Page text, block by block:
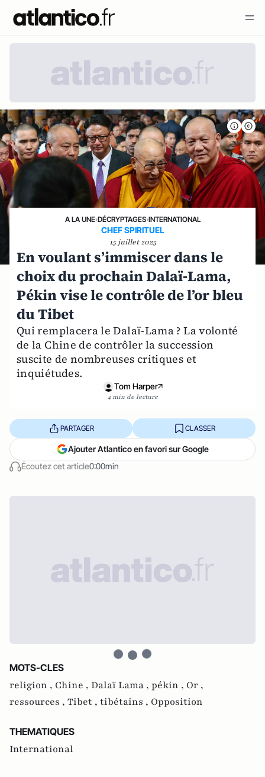
A LA UNE›DÉCRYPTAGES›INTERNATIONAL
CHEF SPIRITUEL
15 juillet 2025
En voulant s’immiscer dans le
choix du prochain Dalaï‑Lama,
Pékin vise le contrôle de l’or bleu
du Tibet
Qui remplacera le Dalaï-Lama ? La volonté
de la Chine de contrôler la succession
suscite de nombreuses critiques et
inquiétudes.
Tom Harper
4 min de lecture
Écoutez cet article0:00min
PARTAGER CLASSER
Ajouter Atlantico en favori sur Google
MOTS-CLES
religion , Chine , Dalaï Lama , pékin , Or ,
ressources , Tibet , tibétains , Opposition
THEMATIQUES
International